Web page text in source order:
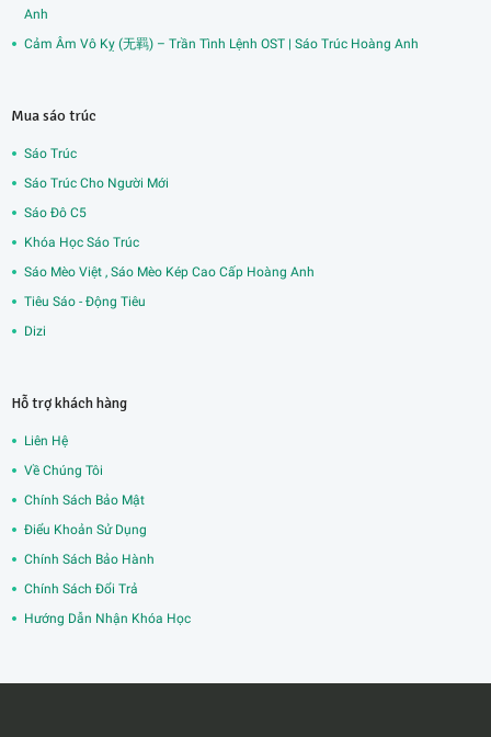
Anh
Cảm Âm Vô Kỵ (无羁) – Trần Tình Lệnh OST | Sáo Trúc Hoàng Anh
Mua sáo trúc
Sáo Trúc
Sáo Trúc Cho Người Mới
Sáo Đô C5
Khóa Học Sáo Trúc
Sáo Mèo Việt , Sáo Mèo Kép Cao Cấp Hoàng Anh
Tiêu Sáo - Động Tiêu
Dizi
Hỗ trợ khách hàng
Liên Hệ
Về Chúng Tôi
Chính Sách Bảo Mật
Điểu Khoản Sử Dụng
Chính Sách Bảo Hành
Chính Sách Đổi Trả
Hướng Dẫn Nhận Khóa Học